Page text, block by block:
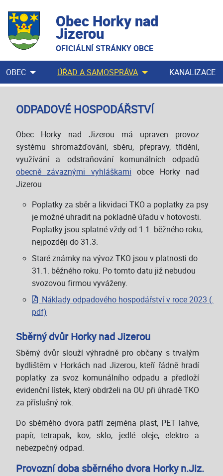
Obec Horky nad
Jizerou
OFICIÁLNÍ STRÁNKY OBCE
OBEC ÚŘAD A SAMOSPRÁVA KANALIZACE
ODPADOVÉ HOSPODÁŘSTVÍ
Obec Horky nad Jizerou má upraven provoz
systému shromažďování, sběru, přepravy, třídění,
využívání a odstraňování komunálních odpadů
obecně závaznými vyhláškami obce Horky nad
Jizerou
Poplatky za sběr a likvidaci TKO a poplatky za psy
je možné uhradit na pokladně úřadu v hotovosti.
Poplatky jsou splatné vždy od 1.1. běžného roku,
nejpozději do 31.3.
Staré známky na vývoz TKO jsou v platnosti do
31.1. běžného roku. Po tomto datu již nebudou
svozovou firmou vyváženy.
Náklady odpadového hospodářství v roce 2023 (.
pdf)
Sběrný dvůr Horky nad Jizerou
Sběrný dvůr slouží výhradně pro občany s trvalým
bydlištěm v Horkách nad Jizerou, kteří řádně hradí
poplatky za svoz komunálního odpadu a předloží
evidenční lístek, který obdrželi na OU při úhradě TKO
za příslušný rok.
Do sběrného dvora patří zejména plast, PET lahve,
papír, tetrapak, kov, sklo, jedlé oleje, elektro a
nebezpečný odpad.
Provozní doba sběrného dvora Horky n.Jiz.